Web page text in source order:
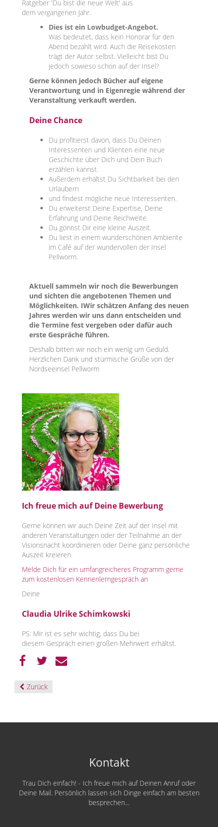
Ratgeber 'Du bist die neue Welt' aus
dem vergangenen Jahr.
Dies ist ein Lowbudget-Angebot.
Was bedeutet, dass kein Honorar für den
Abend bezahlt wird. Auch die Reisekosten
trägt der Autor selbst. Vielleicht bist Du
jedoch sowieso schon auf der Insel?
Gerne können jedoch Bücher auf eigene
Verantwortung und in Eigenregie während der
Veranstaltung verkauft werden.
Deine Chance
Du profitierst davon, dass Du Deinen
Interessenten und Klienten eine neue
Geschichte über Dich und Dein Buch
erzählen kannst.
Außerdem erhältst Du Sichtbarkeit bei den
Urlaubern
und findest mögliche neue Interessenten.
Du erweiterst Deine Expertise, Deine
Erfahrung und Deine Reichweite.
Du gönnst Dir eine kleine Auszeit.
Du liest in einem wunderschönen Ambiente
im Café auf der wundervollen der Insel
Pellworm.
Aktuell sammeln wir noch die Bewerbungen
und sichten die angebotenen Themen und
Möglichkeiten. IWir schätzen Anfang des neuen
Jahres werden wir uns dann entscheiden und
die Termine fest vergeben oder dafür auch
erste Gespräche führen.
Deshalb bitten wir noch ein wenig um Geduld.
Herzlichen Dank und stürmische Grüße von der
Nordseeinsel Pellworm
Ich freue mich auf Deine Bewerbung
Gerne können wir auch Deine Zeit auf der Insel mit
anderen Veranstaltungen oder der Teilnahme an der
Visionsnacht koordinieren oder Deine ganz persönliche
Auszeit kreieren.
Melde Dich für ein umfangreicheres Programm gerne
zum kostenlosen Kennenlerngespräch an
Deine
Claudia Ulrike Schimkowski
PS: Mir ist es sehr wichtig, dass Du bei
diesem Gespräch einen großen Mehrwert erhältst.
Zurück
Kontakt
Trau Dich einfach! - Ich freue mich auf Deinen Anruf oder
Deine Mail. Persönlich lassen sich Dinge einfach am besten
besprechen...